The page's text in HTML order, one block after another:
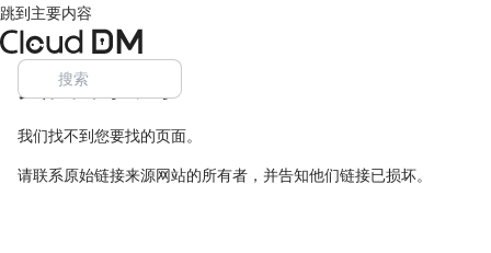
跳到主要内容
页面未找到
我们找不到您要找的页面。
请联系原始链接来源网站的所有者，并告知他们链接已损坏。